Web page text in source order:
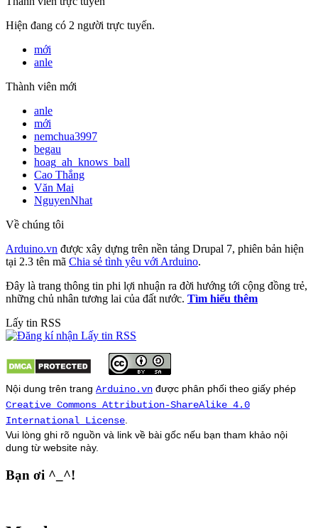
Hiện đang có 2 người trực tuyến.
mới
anle
Thành viên mới
anle
mới
nemchua3997
begau
hoag_ah_knows_ball
Cao Thắng
Văn Mai
NguyenNhat
Về chúng tôi
Arduino.vn được xây dựng trên nền tảng Drupal 7, phiên bản hiện
tại 2.3 tên mã Chia sẻ tình yêu với Arduino.
Đây là trang thông tin phi lợi nhuận ra đời hướng tới cộng đồng trẻ,
những chủ nhân tương lai của đất nước. Tìm hiểu thêm
Lấy tin RSS
Nội dung trên trang Arduino.vn được phân phối theo giấy phép
Creative Commons Attribution-ShareAlike 4.0
International License
Vui lòng ghi rõ nguồn và link về bài gốc nếu bạn tham khảo nội
dung từ website này.
Bạn ơi ^_^!